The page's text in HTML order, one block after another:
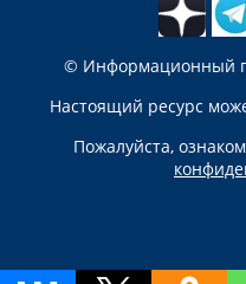
© Информационный
Настоящий ресурс
Пожалуйста,